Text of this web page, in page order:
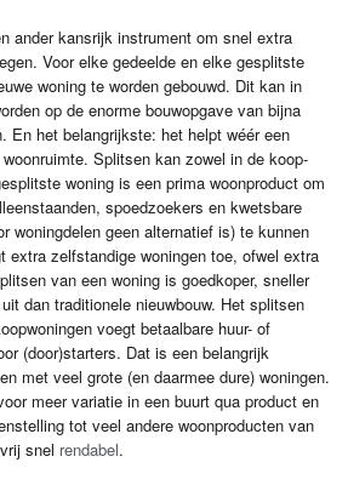
ander kansrijk instrument om snel extra
Voor elke gedeelde en elke gesplitste
woning te worden gebouwd. Dit kan in
op de enorme bouwopgave van bijna
En het belangrijkste: het helpt wéér een
Splitsen kan zowel in de koop-
woning is een prima woonproduct om
spoedzoekers en kwetsbare
woningdelen geen alternatief is) te kunnen
extra zelfstandige woningen toe, ofwel extra
van een woning is goedkoper, sneller
dan traditionele nieuwbouw. Het splitsen
voegt betaalbare huur- of
(door)starters. Dat is een belangrijk
met veel grote (en daarmee dure) woningen.
meer variatie in een buurt qua product en
tot veel andere woonproducten van
snel rendabel.